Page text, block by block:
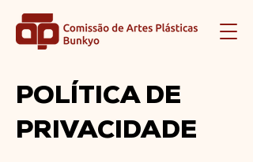
POLÍTICA DE
PRIVACIDADE